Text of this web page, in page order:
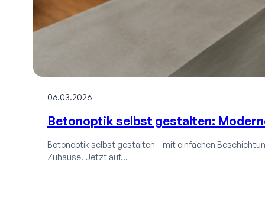
06.03.2026
Betonoptik selbst gestalten:
Betonoptik selbst gestalten – mit einfachen
Zuhause. Jetzt auf…